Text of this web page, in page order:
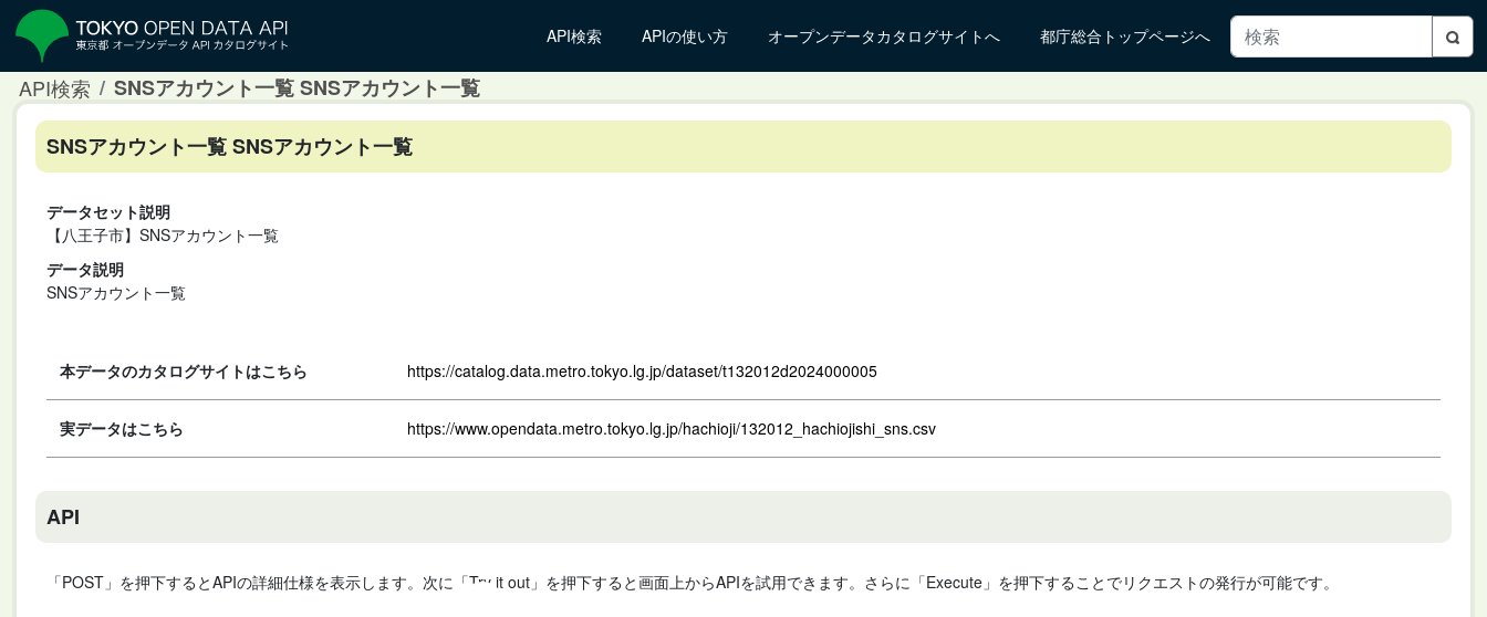
API検索 APIの使い方 オープンデータカタログサイトへ 都庁総合トップページへ
API検索 SNSアカウント一覧 SNSアカウント一覧
SNSアカウント一覧 SNSアカウント一覧
データセット説明
【八王子市】SNSアカウント一覧
データ説明
SNSアカウント一覧
本データのカタログサイトはこちら https://catalog.data.metro.tokyo.lg.jp/dataset/t132012d2024000005
実データはこちら https://www.opendata.metro.tokyo.lg.jp/hachioji/132012_hachiojishi_sns.csv
API
「POST」を押下するとAPIの詳細仕様を表示します。次に「Try it out」を押下すると画面上からAPIを試用できます。さらに「Execute」を押下することでリクエストの発行が可能です。